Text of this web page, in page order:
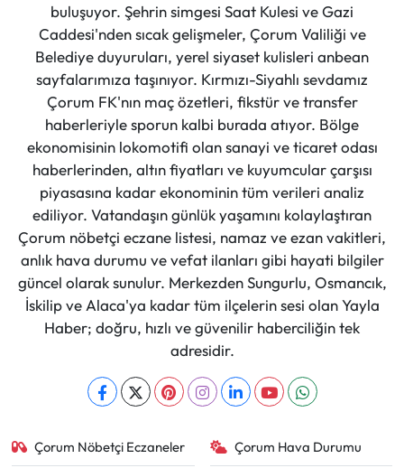
buluşuyor. Şehrin simgesi Saat Kulesi ve Gazi
Caddesi'nden sıcak gelişmeler, Çorum Valiliği ve
Belediye duyuruları, yerel siyaset kulisleri anbean
sayfalarımıza taşınıyor. Kırmızı-Siyahlı sevdamız
Çorum FK'nın maç özetleri, fikstür ve transfer
haberleriyle sporun kalbi burada atıyor. Bölge
ekonomisinin lokomotifi olan sanayi ve ticaret odası
haberlerinden, altın fiyatları ve kuyumcular çarşısı
piyasasına kadar ekonominin tüm verileri analiz
ediliyor. Vatandaşın günlük yaşamını kolaylaştıran
Çorum nöbetçi eczane listesi, namaz ve ezan vakitleri,
anlık hava durumu ve vefat ilanları gibi hayati bilgiler
güncel olarak sunulur. Merkezden Sungurlu, Osmancık,
İskilip ve Alaca'ya kadar tüm ilçelerin sesi olan Yayla
Haber; doğru, hızlı ve güvenilir haberciliğin tek
adresidir.
Çorum Nöbetçi Eczaneler Çorum Hava Durumu